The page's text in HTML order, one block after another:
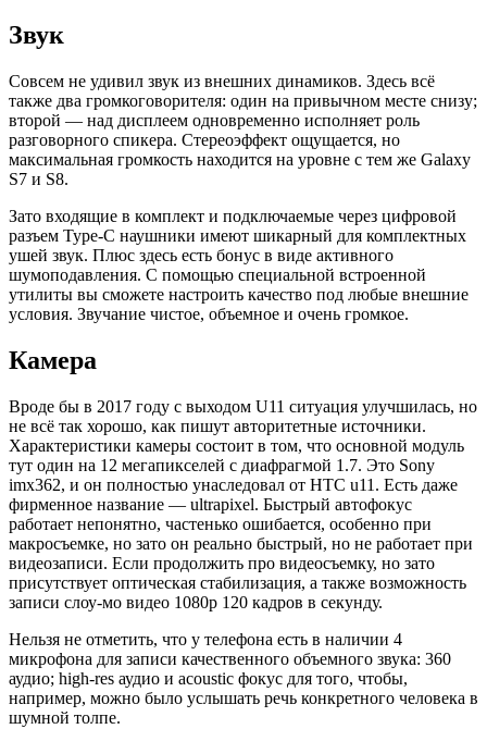
Звук
Совсем не удивил звук из внешних динамиков. Здесь всё
также два громкоговорителя: один на привычном месте снизу;
второй — над дисплеем одновременно исполняет роль
разговорного спикера. Стереоэффект ощущается, но
максимальная громкость находится на уровне с тем же Galaxy
S7 и S8.
Зато входящие в комплект и подключаемые через цифровой
разъем Type-C наушники имеют шикарный для комплектных
ушей звук. Плюс здесь есть бонус в виде активного
шумоподавления. С помощью специальной встроенной
утилиты вы сможете настроить качество под любые внешние
условия. Звучание чистое, объемное и очень громкое.
Камера
Вроде бы в 2017 году с выходом U11 ситуация улучшилась, но
не всё так хорошо, как пишут авторитетные источники.
Характеристики камеры состоит в том, что основной модуль
тут один на 12 мегапикселей с диафрагмой 1.7. Это Sony
imx362, и он полностью унаследовал от НТС u11. Есть даже
фирменное название — ultrapixel. Быстрый автофокус
работает непонятно, частенько ошибается, особенно при
макросъемке, но зато он реально быстрый, но не работает при
видеозаписи. Если продолжить про видеосъемку, но зато
присутствует оптическая стабилизация, а также возможность
записи слоу-мо видео 1080p 120 кадров в секунду.
Нельзя не отметить, что у телефона есть в наличии 4
микрофона для записи качественного объемного звука: 360
аудио; high-res аудио и acoustic фокус для того, чтобы,
например, можно было услышать речь конкретного человека в
шумной толпе.